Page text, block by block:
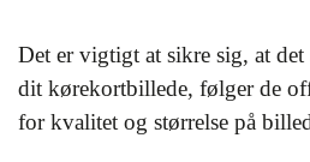
Det er vigtigt at sikre sig, at
dit kørekortbillede, følger de
for kvalitet og størrelse på